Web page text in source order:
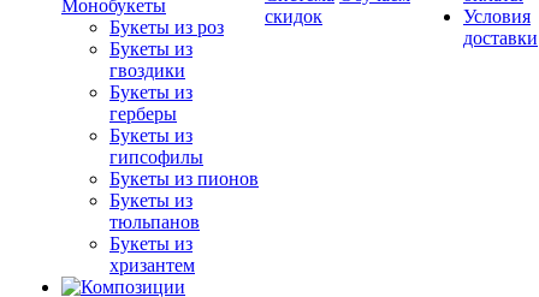
Монобукеты
Букеты из роз
Букеты из
гвоздики
Букеты из
герберы
Букеты из
гипсофилы
Букеты из пионов
Букеты из
тюльпанов
Букеты из
хризантем
скидок
Условия
доставки